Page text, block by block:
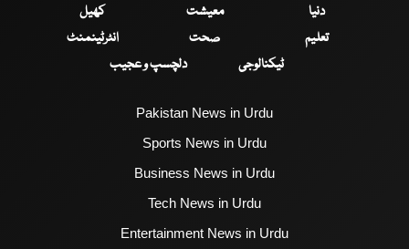
دنیا
معیشت
کھیل
تعلیم
صحت
انٹرٹینمنٹ
ٹیکنالوجی
دلچسپ و عجیب
Pakistan News in Urdu
Sports News in Urdu
Business News in Urdu
Tech News in Urdu
Entertainment News in Urdu